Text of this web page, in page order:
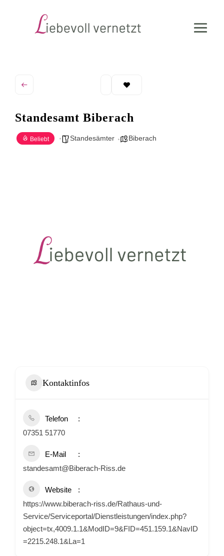
Standesamt Biberach
Beliebt Standesämter Biberach
Kontaktinfos
Telefon
07351 51770
E-Mail
standesamt@Biberach-Riss.de
Website
https://www.biberach-riss.de/Rathaus-und-
Service/Serviceportal/Dienstleistungen/index.php?
object=tx,4009.1.1&ModID=9&FID=451.159.1&NavID
=2215.248.1&La=1